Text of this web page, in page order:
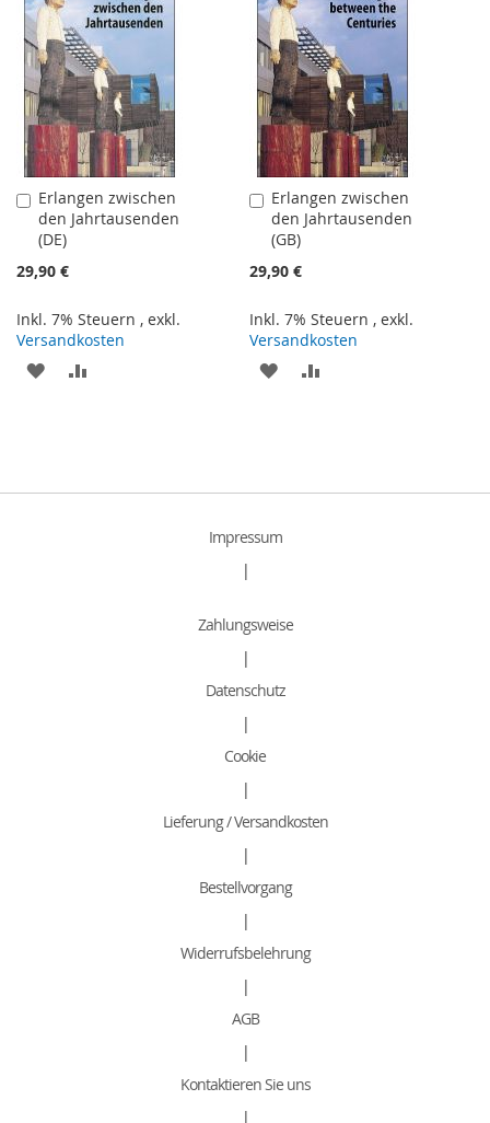
HINZUFÜGEN
HINZUFÜGEN
HINZUFÜGEN
HINZUFÜGEN
Erlangen zwischen
den Jahrtausenden
(DE)
29,90 €
Inkl. 7% Steuern , exkl.
Versandkosten
In
den
Warenkorb
ZUR
Erlangen zwischen
den Jahrtausenden
(GB)
29,90 €
Inkl. 7% Steuern ,exkl.
Versandkosten
In
den
Warenkorb
ZUR
Impressum
|
Zahlungsweise
|
Datenschutz
|
Cookie
|
Lieferung / Versandkosten
|
Bestellvorgang
|
Widerrufsbelehrung
|
AGB
|
Kontaktieren Sie uns
|